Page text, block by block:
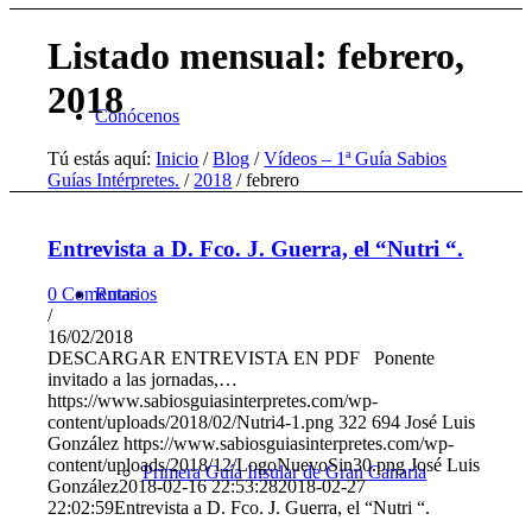
Conócenos
Rutas
Primera Guía Insular de Gran Canaria
Listado mensual: febrero,
2018
Tú estás aquí: Inicio / Blog / Vídeos – 1ª Guía Sabios
Guías Intérpretes. / 2018 / febrero
Entrevista a D. Fco. J. Guerra, el “Nutri “.
0 Comentarios
/
16/02/2018
DESCARGAR ENTREVISTA EN PDF Ponente
invitado a las jornadas,…
https://www.sabiosguiasinterpretes.com/wp-
content/uploads/2018/02/Nutri4-1.png 322 694 José Luis
González https://www.sabiosguiasinterpretes.com/wp-
content/uploads/2018/12/LogoNuevoSin30.png José Luis
González2018-02-16 22:53:282018-02-27
22:02:59Entrevista a D. Fco. J. Guerra, el “Nutri “.